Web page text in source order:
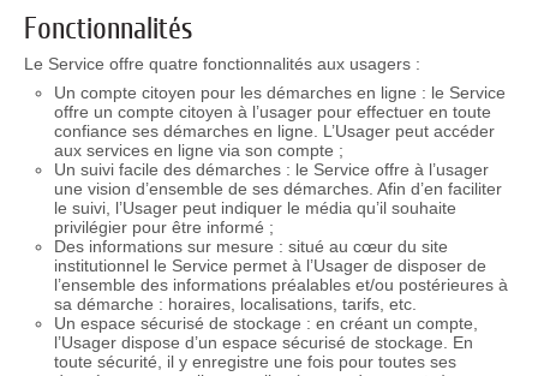
Fonctionnalités
Le Service offre quatre fonctionnalités aux usagers :
Un compte citoyen pour les démarches en ligne : le Service
offre un compte citoyen à l’usager pour effectuer en toute
confiance ses démarches en ligne. L’Usager peut accéder
aux services en ligne via son compte ;
Un suivi facile des démarches : le Service offre à l’usager
une vision d’ensemble de ses démarches. Afin d’en faciliter
le suivi, l’Usager peut indiquer le média qu’il souhaite
privilégier pour être informé ;
Des informations sur mesure : situé au cœur du site
institutionnel le Service permet à l’Usager de disposer de
l’ensemble des informations préalables et/ou postérieures à
sa démarche : horaires, localisations, tarifs, etc.
Un espace sécurisé de stockage : en créant un compte,
l’Usager dispose d’un espace sécurisé de stockage. En
toute sécurité, il y enregistre une fois pour toutes ses